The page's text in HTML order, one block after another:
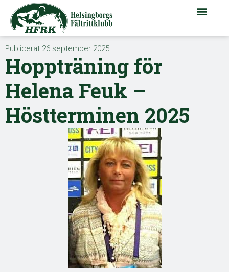
Publicerat 26 september 2025
Hoppträning för
Helena Feuk –
Höstterminen 2025